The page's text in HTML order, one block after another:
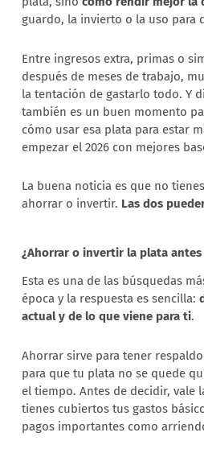
guardo, la invierto o la uso para
Entre ingresos extra, primas o
después de meses de trabajo,
la tentación de gastarlo todo. Y
también es un buen momento
cómo usar esa plata para estar
empezar el 2026 con mejores
La buena noticia es que no
ahorrar o invertir. Las dos
¿Ahorrar o invertir la plata antes
Esta es una de las búsquedas
época y la respuesta es sencilla:
actual y de lo que viene para ti.
Ahorrar sirve para tener
para que tu plata no se quede
el tiempo. Antes de decidir, vale
tienes cubiertos tus gastos
pagos importantes como